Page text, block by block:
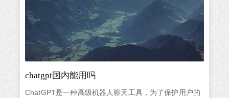
chatgpt国内能用吗
ChatGPT是一种高级机器人聊天工具，为了保护用户的